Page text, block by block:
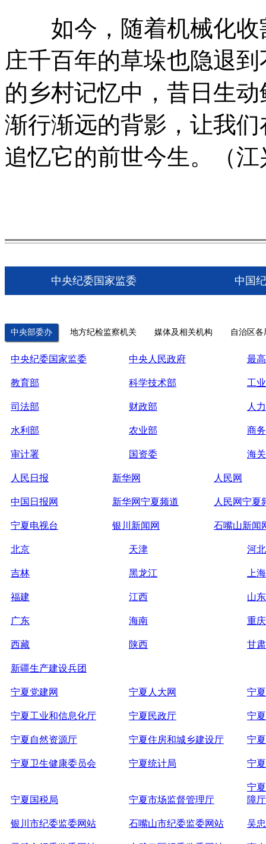
如今，随着机械化收
庄千百年的草垛也隐退
的乡村记忆中，昔日生
渐行渐远的背影，让我
追忆它的前世今生。（江
中央纪委国家监委 中国
中央部委办 地方纪检监察机关 媒体及相关机构 自治区
中央纪委国家监委 中央人民政府 最
教育部 科学技术部 工
司法部 财政部 人
水利部 农业部 商
审计署 国资委 海
人民日报 新华网 人民网
中国日报网 新华网宁夏频道 人民网宁夏
宁夏电视台 银川新闻网 石嘴山新闻
北京 天津 河北
吉林 黑龙江 上海
福建 江西 山东
广东 海南 重庆
西藏 陕西 甘肃
新疆生产建设兵团
宁夏党建网 宁夏人大网 宁
宁夏工业和信息化厅 宁夏民政厅 宁
宁夏自然资源厅 宁夏住房和城乡建设厅 宁
宁夏卫生健康委员会 宁夏统计局 宁
宁夏国税局 宁夏市场监督管理厅
宁
障厅
银川市纪委监委网站 石嘴山市纪委监委网站 吴